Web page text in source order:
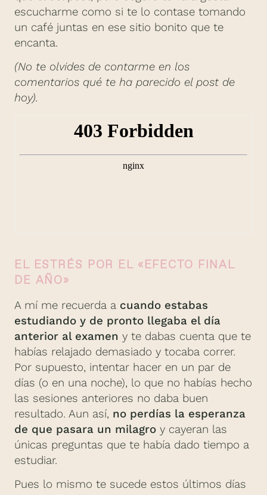
escucharme como si te lo contase tomando
un café juntas en ese sitio bonito que te
encanta.
(No te olvides de contarme en los
comentarios qué te ha parecido el post de
hoy).
EL ESTRÉS POR EL «EFECTO FINAL
DE AÑO»
A mí me recuerda a cuando estabas
estudiando y de pronto llegaba el día
anterior al examen y te dabas cuenta que te
habías relajado demasiado y tocaba correr.
Por supuesto, intentar hacer en un par de
días (o en una noche), lo que no habías hecho
las sesiones anteriores no daba buen
resultado. Aun así, no perdías la esperanza
de que pasara un milagro y cayeran las
únicas preguntas que te había dado tiempo a
estudiar.
Pues lo mismo te sucede estos últimos días